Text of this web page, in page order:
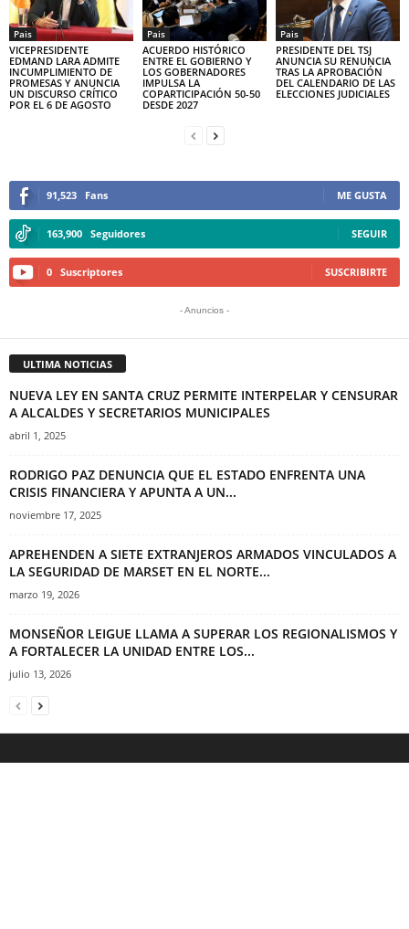
Pais
VICEPRESIDENTE
EDMAND LARA ADMITE
INCUMPLIMIENTO DE
PROMESAS Y ANUNCIA
UN DISCURSO CRÍTICO
POR EL 6 DE AGOSTO
Pais
ACUERDO HISTÓRICO
ENTRE EL GOBIERNO Y
LOS GOBERNADORES
IMPULSA LA
COPARTICIPACIÓN 50-50
DESDE 2027
Pais
PRESIDENTE DEL TSJ
ANUNCIA SU RENUNCIA
TRAS LA APROBACIÓN
DEL CALENDARIO DE LAS
ELECCIONES JUDICIALES
91,523 Fans ME GUSTA
163,900 Seguidores SEGUIR
0 Suscriptores SUSCRIBIRTE
- Anuncios -
ULTIMA NOTICIAS
NUEVA LEY EN SANTA CRUZ PERMITE INTERPELAR Y CENSURAR
A ALCALDES Y SECRETARIOS MUNICIPALES
abril 1, 2025
RODRIGO PAZ DENUNCIA QUE EL ESTADO ENFRENTA UNA
CRISIS FINANCIERA Y APUNTA A UN...
noviembre 17, 2025
APREHENDEN A SIETE EXTRANJEROS ARMADOS VINCULADOS A
LA SEGURIDAD DE MARSET EN EL NORTE...
marzo 19, 2026
MONSEÑOR LEIGUE LLAMA A SUPERAR LOS REGIONALISMOS Y
A FORTALECER LA UNIDAD ENTRE LOS...
julio 13, 2026